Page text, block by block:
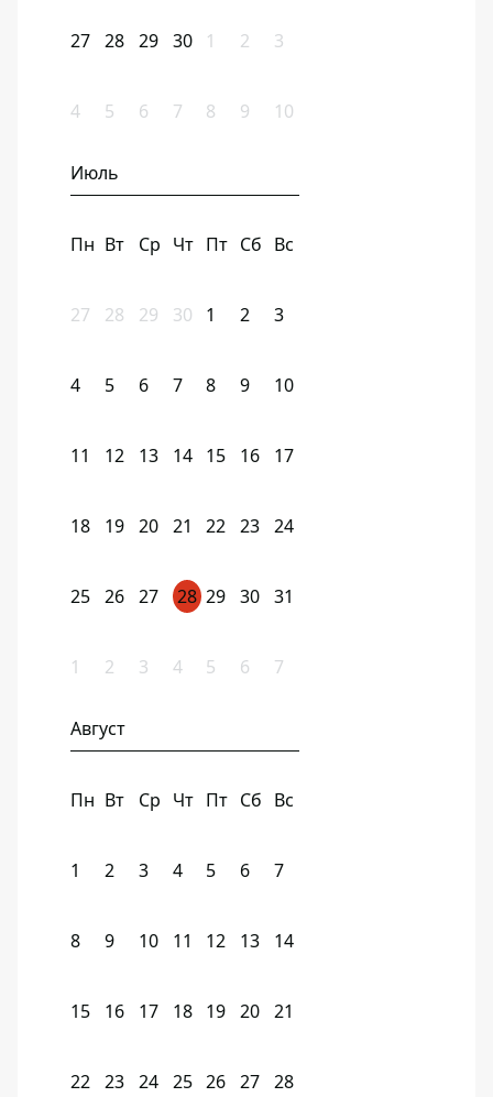
27 28 29 30 1 2 3
4 5 6 7 8 9 10
Июль
Пн Вт Ср Чт Пт Сб Вс
27 28 29 30 1 2 3
4 5 6 7 8 9 10
11 12 13 14 15 16 17
18 19 20 21 22 23 24
25 26 27 28 29 30 31
1 2 3 4 5 6 7
Август
Пн Вт Ср Чт Пт Сб Вс
1 2 3 4 5 6 7
8 9 10 11 12 13 14
15 16 17 18 19 20 21
22 23 24 25 26 27 28